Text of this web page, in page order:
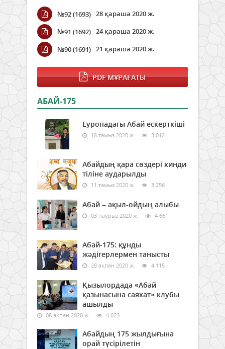
№92 (1693) 28 қараша 2020 ж.
№91 (1692) 24 қараша 2020 ж.
№90 (1691) 21 қараша 2020 ж.
PDF МҰРАҒАТЫ
АБАЙ-175
Еуропадағы Абай ескерткіші
18 тамыз 2020 ж. 3 012
Абайдың қара сөздері хинди
тіліне аударылды
11 тамыз 2020 ж. 3 256
Абай – ақыл-ойдың алыбы
03 наурыз 2020 ж. 4 661
Абай-175: құнды
жәдігерлермен танысты
28 ақпан 2020 ж. 4 115
Қызылордада «Абай
қазынасына саяхат» клубы
ашылды
08 ақпан 2020 ж. 4 023
Абайдың 175 жылдығына
орай түсірілетін